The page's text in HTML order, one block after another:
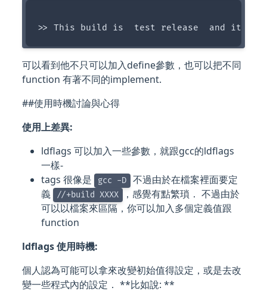
可以看到他不只可以加入define參數，也可以把不同
function 有著不同的implement.
##使用時機討論與心得
使用上差異:
ldflags 可以加入一些參數，就跟gcc的ldflags
一樣-
tags 很像是
gcc -D 不過由於在檔案裡面要定
義
//+build XXXX ，感覺有點繁瑣． 不過由於
可以以檔案來區隔，你可以加入多個定義值跟
function
ldflags 使用時機:
個人認為可能可以拿來改變初始值得設定，或是去改
變一些程式內的設定． **比如說: **